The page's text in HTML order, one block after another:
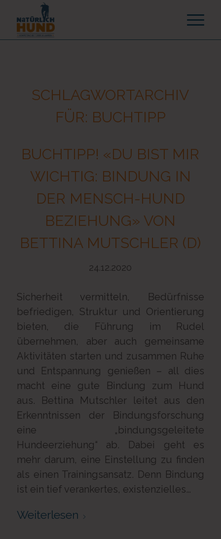
SCHLAGWORTARCHIV
FÜR: BUCHTIPP
BUCHTIPP! «DU BIST MIR
WICHTIG: BINDUNG IN
DER MENSCH-HUND
BEZIEHUNG» VON
BETTINA MUTSCHLER (D)
24.12.2020
Sicherheit vermitteln, Bedürfnisse
befriedigen, Struktur und Orientierung
bieten, die Führung im Rudel
übernehmen, aber auch gemeinsame
Aktivitäten starten und zusammen Ruhe
und Entspannung genießen – all dies
macht eine gute Bindung zum Hund
aus. Bettina Mutschler leitet aus den
Erkenntnissen der Bindungsforschung
eine „bindungsgeleitete
Hundeerziehung“ ab. Dabei geht es
mehr darum, eine Einstellung zu finden
als einen Trainingsansatz. Denn Bindung
ist ein tief verankertes, existenzielles…
Weiterlesen